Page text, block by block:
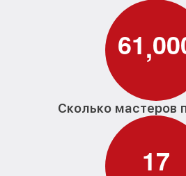
61,00
Сколько мастеров
17